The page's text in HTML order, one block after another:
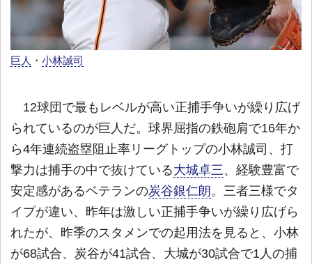
巨人 ・ 小林誠司
12球団で最もレベルが高い正捕手争いが繰り広げ
られているのが巨人だ。球界屈指の鉄砲肩で16年か
ら4年連続盗塁阻止率リーグトップの小林誠司、打
撃力は捕手の中で抜けている大城卓三、経験豊富で
安定感があるベテランの炭谷銀仁朗。三者三様でタ
イプが違い、昨年は激しい正捕手争いが繰り広げら
れたが、昨季のスタメンでの起用法を見ると、小林
が68試合、炭谷が41試合、大城が30試合で1人の捕